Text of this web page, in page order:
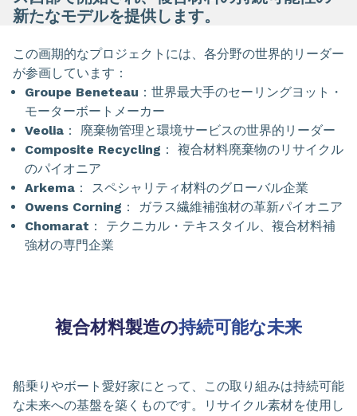
新たなモデルを提供します。
この画期的なプロジェクトには、各分野の世界的リーダー
が参画しています：
Groupe Beneteau ：世界最大手のセーリングヨット・
モーターボートメーカー
Veolia ： 廃棄物管理と環境サービスの世界的リーダー
Composite Recycling ： 複合材料廃棄物のリサイクル
のパイオニア
Arkema ： スペシャリティ材料のグローバル企業
Owens Corning ： ガラス繊維補強材の革新パイオニア
Chomarat ： テクニカル・テキスタイル、複合材料補
強材の専門企業
複合材料製造の持続可能な未来
船乗りやボート愛好家にとって、この取り組みは持続可能
な未来への基盤を築くものです。リサイクル素材を使用し